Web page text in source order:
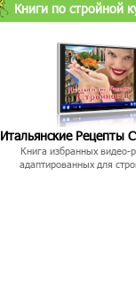
Книги по стройной
Итальянские Рецепты
Книга избранных видео-
адаптированных для